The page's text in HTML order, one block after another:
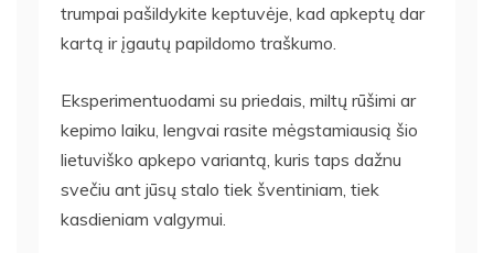
trumpai pašildykite keptuvėje, kad apkeptų dar
kartą ir įgautų papildomo traškumo.
Eksperimentuodami su priedais, miltų rūšimi ar
kepimo laiku, lengvai rasite mėgstamiausią šio
lietuviško apkepo variantą, kuris taps dažnu
svečiu ant jūsų stalo tiek šventiniam, tiek
kasdieniam valgymui.